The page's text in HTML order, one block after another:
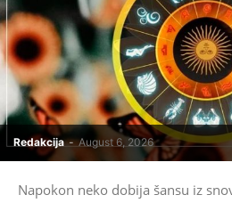
Redakcija - August 6, 2026
Napokon neko dobija šansu iz